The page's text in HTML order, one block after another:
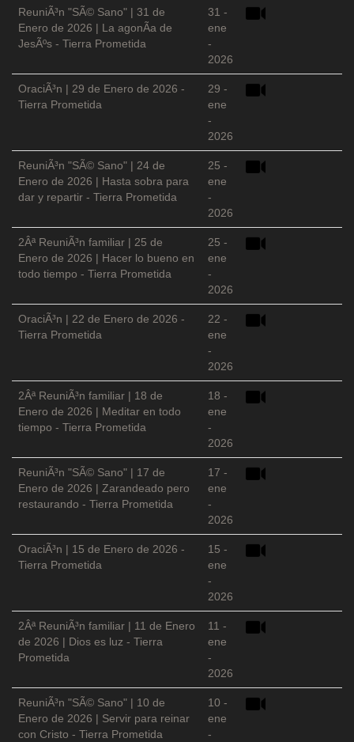
ReuniÃ³n "SÃ© Sano" | 31 de
Enero de 2026 | La agonÃ­a de
JesÃºs - Tierra Prometida
31 -
ene
-
2026
OraciÃ³n | 29 de Enero de 2026 -
Tierra Prometida
29 -
ene
-
2026
ReuniÃ³n "SÃ© Sano" | 24 de
Enero de 2026 | Hasta sobra para
dar y repartir - Tierra Prometida
25 -
ene
-
2026
2Âª ReuniÃ³n familiar | 25 de
Enero de 2026 | Hacer lo bueno en
todo tiempo - Tierra Prometida
25 -
ene
-
2026
OraciÃ³n | 22 de Enero de 2026 -
Tierra Prometida
22 -
ene
-
2026
2Âª ReuniÃ³n familiar | 18 de
Enero de 2026 | Meditar en todo
tiempo - Tierra Prometida
18 -
ene
-
2026
ReuniÃ³n "SÃ© Sano" | 17 de
Enero de 2026 | Zarandeado pero
restaurando - Tierra Prometida
17 -
ene
-
2026
OraciÃ³n | 15 de Enero de 2026 -
Tierra Prometida
15 -
ene
-
2026
2Âª ReuniÃ³n familiar | 11 de Enero
de 2026 | Dios es luz - Tierra
Prometida
11 -
ene
-
2026
ReuniÃ³n "SÃ© Sano" | 10 de
Enero de 2026 | Servir para reinar
con Cristo - Tierra Prometida
10 -
ene
-